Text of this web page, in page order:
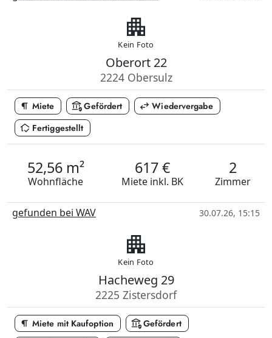
apartment
Kein Foto
Oberort 22
2224 Obersulz
format_paragraph Miete assured_workloadGefördert swap_horiz Wiedervergabe
in_home_mode Fertiggestellt
52,56 m²
Wohnfläche
617 €
Miete inkl. BK
2
Zimmer
gefunden bei WAV 30.07.26, 15:15
apartment
Kein Foto
Hacheweg 29
2225 Zistersdorf
format_paragraph Miete mit Kaufoption assured_workloadGefördert